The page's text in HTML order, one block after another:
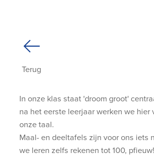
Terug
In onze klas staat 'droom groot'
na het eerste leerjaar werken we hier
onze taal.
Maal- en deeltafels zijn voor ons iets
we leren zelfs rekenen tot 100, pfieuw!